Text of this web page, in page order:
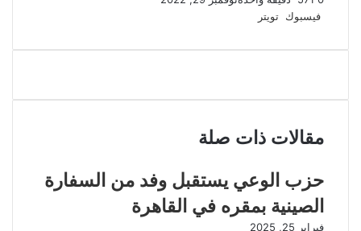
فيسبوك تويتر
البريد
مقالات ذات صلة
‎حزب الوعي يستقبل وفد من السفارة
الصينية بمقره في القاهرة
فبراير 25, 2025